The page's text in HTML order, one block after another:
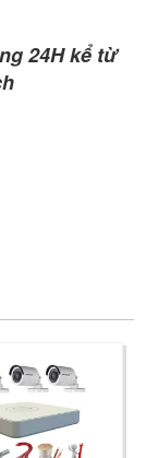
24H kể từ